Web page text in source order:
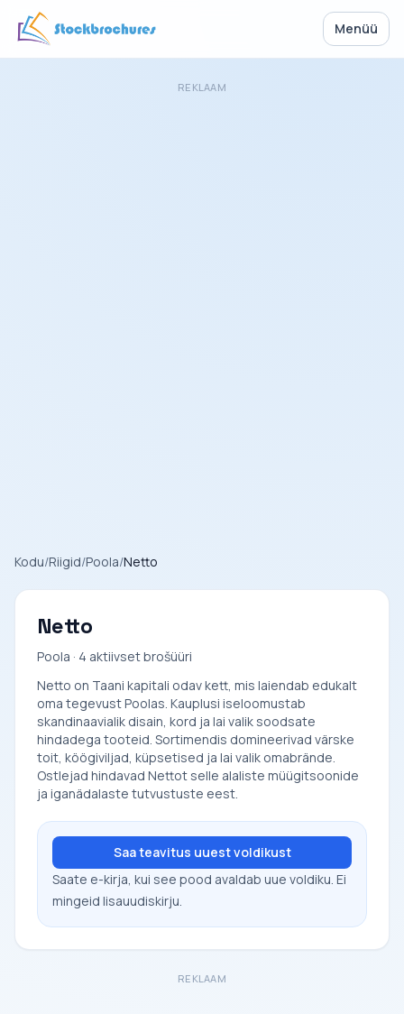
Menüü
REKLAAM
Kodu/Riigid/Poola/Netto
Netto
Poola · 4 aktiivset brošüüri
Netto on Taani kapitali odav kett, mis laiendab edukalt
oma tegevust Poolas. Kauplusi iseloomustab
skandinaavialik disain, kord ja lai valik soodsate
hindadega tooteid. Sortimendis domineerivad värske
toit, köögiviljad, küpsetised ja lai valik omabrände.
Ostlejad hindavad Nettot selle alaliste müügitsoonide
ja iganädalaste tutvustuste eest.
Saa teavitus uuest voldikust
Saate e-kirja, kui see pood avaldab uue voldiku. Ei
mingeid lisauudiskirju.
REKLAAM